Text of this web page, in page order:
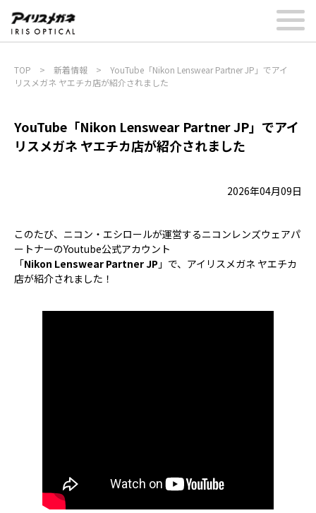
TOP > 新着情報 > YouTube「Nikon Lenswear Partner JP」でアイ
リスメガネ ヤエチカ店が紹介されました
YouTube「Nikon Lenswear Partner JP」でアイ
リスメガネ ヤエチカ店が紹介されました
2026年04月09日
このたび、ニコン・エシロールが運営するニコンレンズウェアパ
ートナーのYoutube公式アカウント
「Nikon Lenswear Partner JP 」 で、アイリスメガネ ヤエチカ
店が紹介されました！